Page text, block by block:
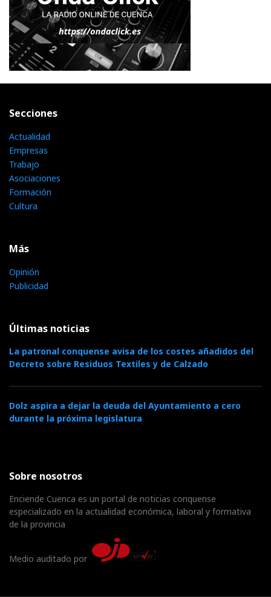
Secciones
Actualidad
Empresas
Trabajo
Asociaciones
Formación
Cultura
Más
Opinión
Publicidad
Últimas noticias
La patronal conquense avisa de los costes añadidos del
Decreto sobre Residuos Textiles y de Calzado
Dolz aspira a dejar la deuda del Ayuntamiento a cero
durante la próxima legislatura
Sobre nosotros
Enciende Cuenca es un portal de noticias conquense
especializado en la actualidad económica, laboral y formativa
de la provincia
Medio auditado por